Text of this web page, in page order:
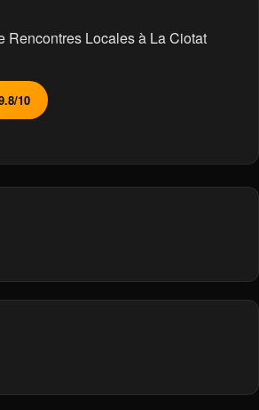
Rencontres Locales à La Ciotat
10